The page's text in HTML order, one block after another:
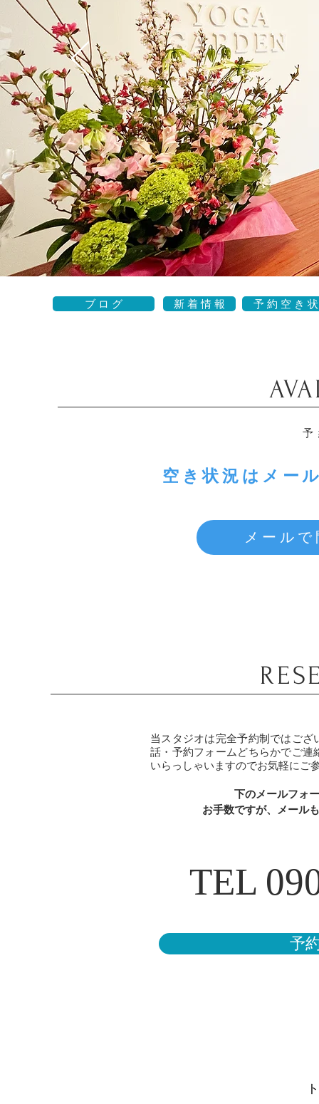
ブ ロ グ 新 着 情 報 予 約 空 き
予
空き状況はメー
メール
当スタジオは完全予約制ではご
話・予約フォームどちらかでご
いらっしゃいますのでお気軽にご
下のメールフォ
お手数ですが、メール
TEL
予